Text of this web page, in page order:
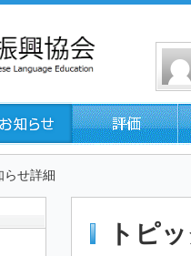
らせ詳細
トピ